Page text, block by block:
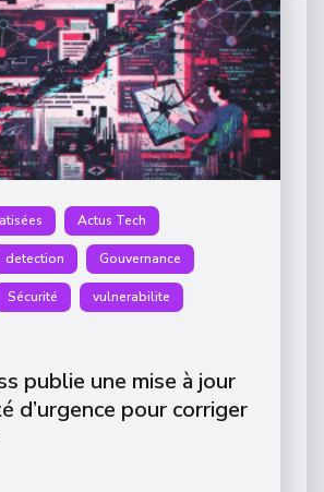
Actus Tech
detection Gouvernance
Sécurité vulnerabilite
publie une mise à jour
d’urgence pour corriger